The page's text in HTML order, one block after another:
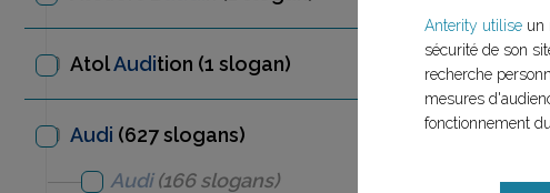
AtolAudition (1 slogan)
Audi (627 slogans)
Audi (166 slogans)
Anterity utilise un
sécurité de son
recherche
mesures
fonctionnement